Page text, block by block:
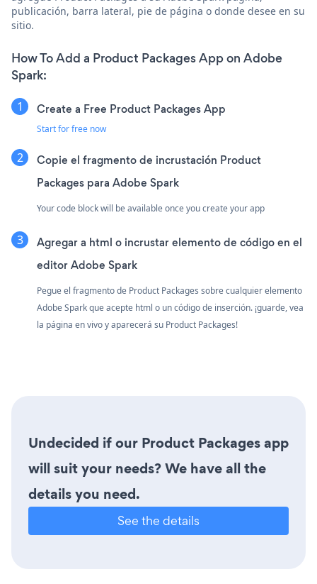
publicación, barra lateral, pie de página o donde desee en su
sitio.
How To Add a Product Packages App on Adobe
Spark:
Create a Free Product Packages App
Start for free now
Copie el fragmento de incrustación Product
Packages para Adobe Spark
Your code block will be available once you create your app
Agregar a html o incrustar elemento de código en el
editor Adobe Spark
Pegue el fragmento de Product Packages sobre cualquier elemento
Adobe Spark que acepte html o un código de inserción. ¡guarde, vea
la página en vivo y aparecerá su Product Packages!
Undecided if our Product Packages app
will suit your needs? We have all the
details you need.
See the details